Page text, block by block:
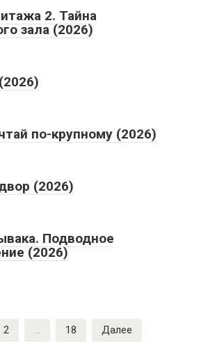
2. Тайна
зала (2026)
по-крупному (2026)
(2026)
Подводное
(2026)
2 … 18 Далее